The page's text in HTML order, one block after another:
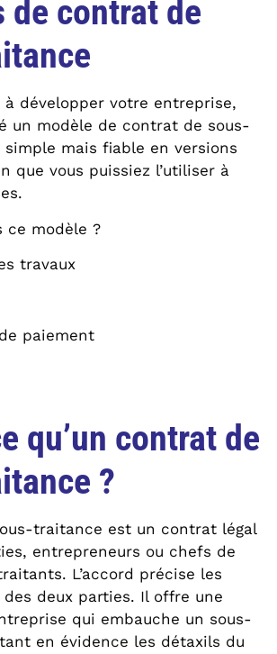
de contrat de
à développer votre entreprise,
un modèle de contrat de sous-
mais fiable en versions
que vous puissiez l’utiliser à
ce modèle ?
travaux
paiement
qu’un contrat de
?
traitance est un contrat légal
entrepreneurs ou chefs de
L’accord précise les
deux parties. Il offre une
qui embauche un sous-
en évidence les détaxils du